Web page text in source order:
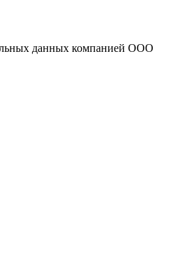
данных компанией ООО